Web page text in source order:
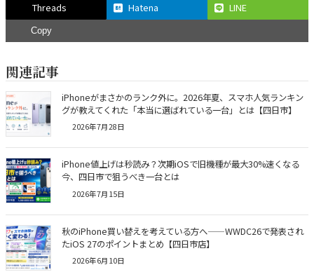
Threads
Hatena LINE
Copy
関連記事
iPhoneがまさかのランク外に。2026年夏、スマホ人気ランキン
グが教えてくれた「本当に選ばれている一台」とは【四日市】
2026年7月28日
iPhone値上げは秒読み？次期iOSで旧機種が最大30%速くなる
今、四日市で狙うべき一台とは
2026年7月15日
秋のiPhone買い替えを考えている方へ——WWDC26で発表され
たiOS 27のポイントまとめ【四日市店】
2026年6月10日